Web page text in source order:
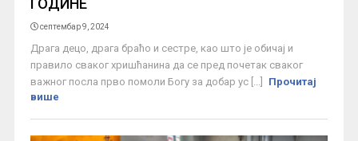
ГОДИНЕ
септембар 9, 2024
Драга децо, драга браћо и сестре, као што је обичај и
правило сваког хришћанина да се пред почетак сваког
важног посла прво помоли Богу за добар ус [...]
Прочитај
више